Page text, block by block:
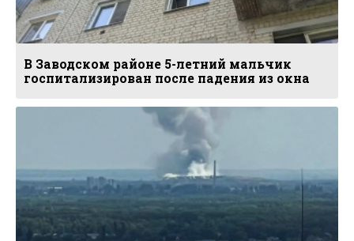
В Заводском районе 5-летний мальчик
госпитализирован после падения из окна